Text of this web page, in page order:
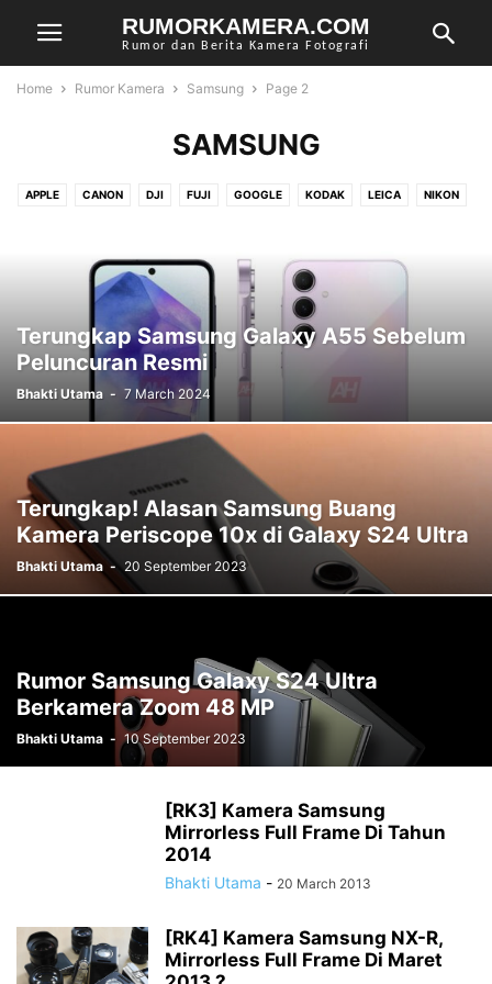
RUMORKAMERA.COM
Rumor dan Berita Kamera Fotografi
Home Rumor Kamera Samsung Page 2
SAMSUNG
APPLE CANON DJI FUJI GOOGLE KODAK LEICA NIKON
Terungkap Samsung Galaxy A55 Sebelum
Peluncuran Resmi
Bhakti Utama - 7 March 2024
Terungkap! Alasan Samsung Buang
Kamera Periscope 10x di Galaxy S24 Ultra
Bhakti Utama - 20 September 2023
Rumor Samsung Galaxy S24 Ultra
Berkamera Zoom 48 MP
Bhakti Utama - 10 September 2023
[RK3] Kamera Samsung
Mirrorless Full Frame Di Tahun
2014
Bhakti Utama - 20 March 2013
[RK4] Kamera Samsung NX-R,
Mirrorless Full Frame Di Maret